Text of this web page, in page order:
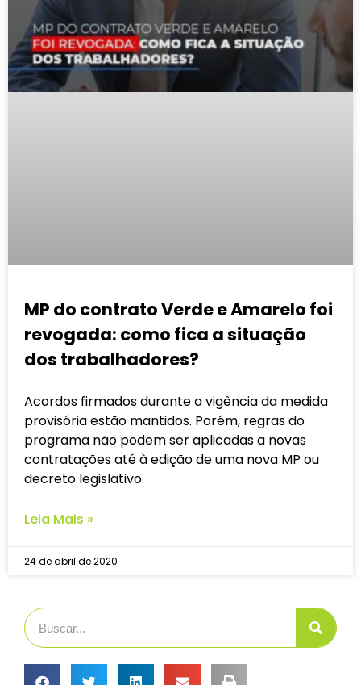
MP do contrato Verde e Amarelo foi
revogada: como fica a situação
dos trabalhadores?
Acordos firmados durante a vigência da medida
provisória estão mantidos. Porém, regras do
programa não podem ser aplicadas a novas
contratações até à edição de uma nova MP ou
decreto legislativo.
Leia Mais »
24 de abril de 2020